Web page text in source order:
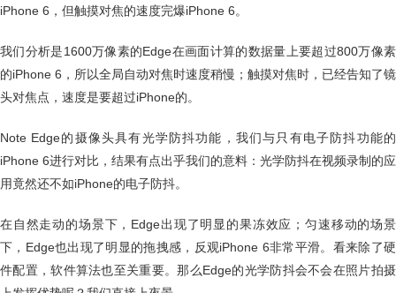
iPhone 6，但触摸对焦的速度完爆iPhone 6。
我们分析是1600万像素的Edge在画面计算的数据量上要超过800万像素
的iPhone 6，所以全局自动对焦时速度稍慢；触摸对焦时，已经告知了镜
头对焦点，速度是要超过iPhone的。
Note Edge的摄像头具有光学防抖功能，我们与只有电子防抖功能的
iPhone 6进行对比，结果有点出乎我们的意料：光学防抖在视频录制的应
用竟然还不如iPhone的电子防抖。
在自然走动的场景下，Edge出现了明显的果冻效应；匀速移动的场景
下，Edge也出现了明显的拖拽感，反观iPhone 6非常平滑。看来除了硬
件配置，软件算法也至关重要。那么Edge的光学防抖会不会在照片拍摄